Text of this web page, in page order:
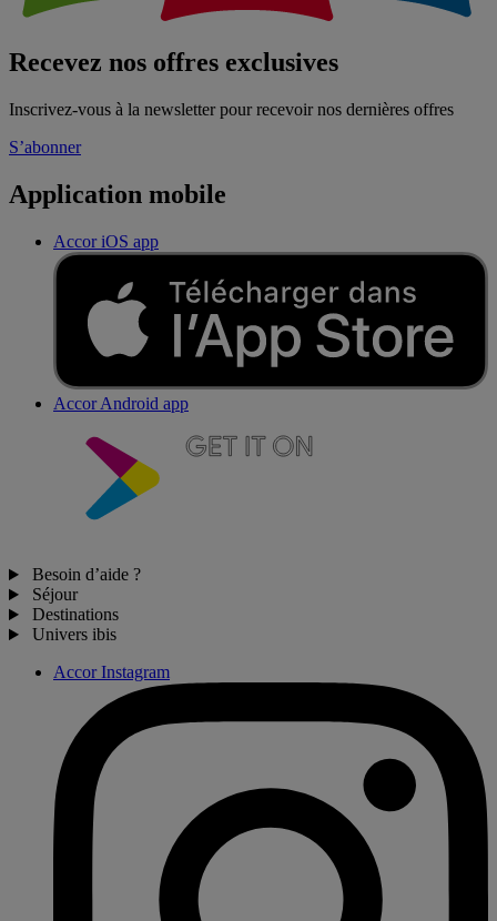
Recevez nos offres exclusives
Inscrivez-vous à la newsletter pour recevoir nos dernières offres
S’abonner
Application mobile
Accor iOS app
Accor Android app
Besoin d’aide ?
Séjour
Destinations
Univers ibis
Accor Instagram